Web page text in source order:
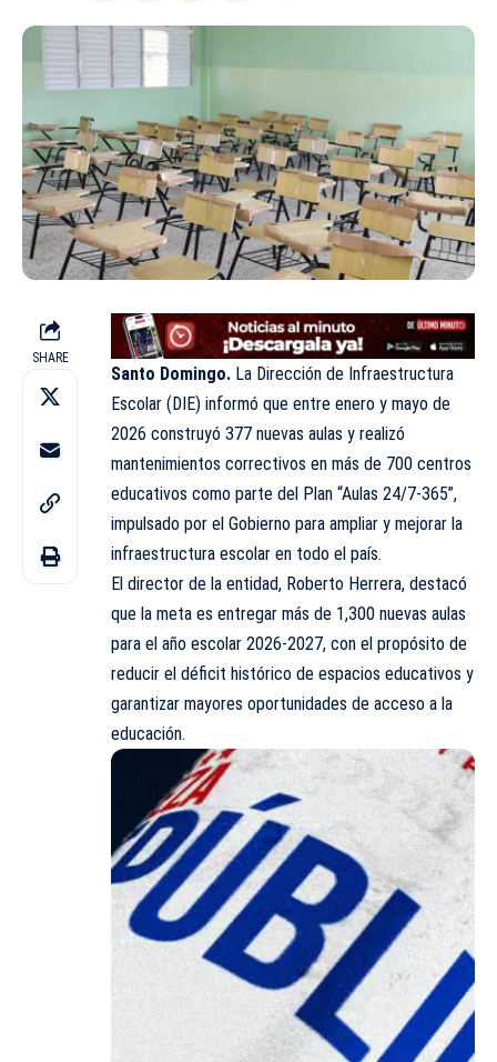
SHARE
Santo Domingo. La Dirección de Infraestructura
Escolar (DIE) informó que entre enero y mayo de
2026 construyó 377 nuevas aulas y realizó
mantenimientos correctivos en más de 700 centros
educativos como parte del Plan “Aulas 24/7-365”,
impulsado por el Gobierno para ampliar y mejorar la
infraestructura escolar en todo el país.
El director de la entidad, Roberto Herrera, destacó
que la meta es entregar más de 1,300 nuevas aulas
para el año escolar 2026-2027, con el propósito de
reducir el déficit histórico de espacios educativos y
garantizar mayores oportunidades de acceso a la
educación.